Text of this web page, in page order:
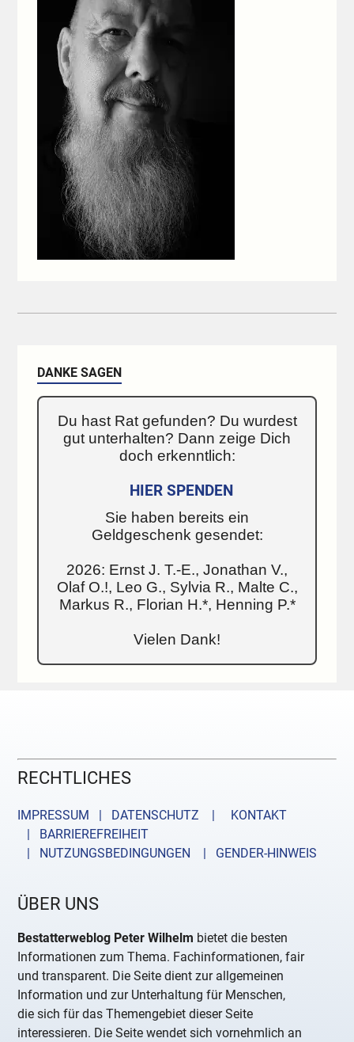
DANKE SAGEN
Du hast Rat gefunden? Du wurdest
gut unterhalten? Dann zeige Dich
doch erkenntlich:
HIER SPENDEN
Sie haben bereits ein
Geldgeschenk gesendet:
2026: Ernst J. T.-E., Jonathan V.,
Olaf O.!, Leo G., Sylvia R., Malte C.,
Markus R., Florian H.*, Henning P.*
Vielen Dank!
RECHTLICHES
IMPRESSUM | DATENSCHUTZ |
KONTAKT
| BARRIEREFREIHEIT
| NUTZUNGSBEDINGUNGEN
| GENDER-HINWEIS
ÜBER UNS
Bestatterweblog Peter Wilhelm bietet die besten
Informationen zum Thema. Fachinformationen, fair
und transparent. Die Seite dient zur allgemeinen
Information und zur Unterhaltung für Menschen,
die sich für das Themengebiet dieser Seite
interessieren. Die Seite wendet sich vornehmlich an